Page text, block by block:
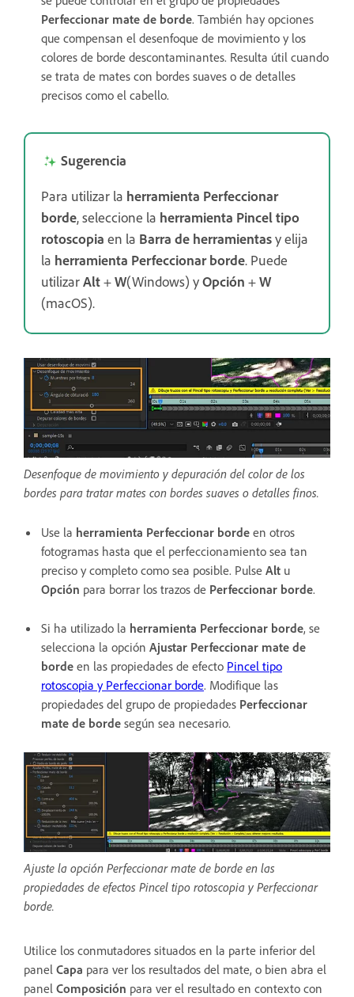
Perfeccionar mate de borde. También hay opciones
que compensan el desenfoque de movimiento y los
colores de borde descontaminantes. Resulta útil cuando
se trata de mates con bordes suaves o de detalles
precisos como el cabello.
Sugerencia
Para utilizar la herramienta Perfeccionar
borde, seleccione la herramienta Pincel tipo
rotoscopia en la Barra de herramientasy elija
la herramienta Perfeccionar borde. Puede
utilizarAlt+W(Windows) yOpción +W
(macOS).
Desenfoque de movimiento y depuración del color de los
bordes para tratar mates con bordes suaves o detalles finos.
Use la herramienta Perfeccionar borde en otros
fotogramas hasta que el perfeccionamiento sea tan
preciso y completo como sea posible. Pulse Alt u
Opción para borrar los trazos de Perfeccionar borde.
Si ha utilizado la herramienta Perfeccionar borde, se
selecciona la opción Ajustar Perfeccionar mate de
borde en las propiedades de efecto Pincel tipo
rotoscopia y Perfeccionar borde. Modifique las
propiedades del grupo de propiedades Perfeccionar
mate de borde según sea necesario.
Ajuste la opción Perfeccionar mate de borde en las
propiedades de efectos Pincel tipo rotoscopia y Perfeccionar
borde.
Utilice los conmutadores situados en la parte inferior del
panel Capa para ver los resultados del mate, o bien abra el
panel Composición para ver el resultado en contexto con